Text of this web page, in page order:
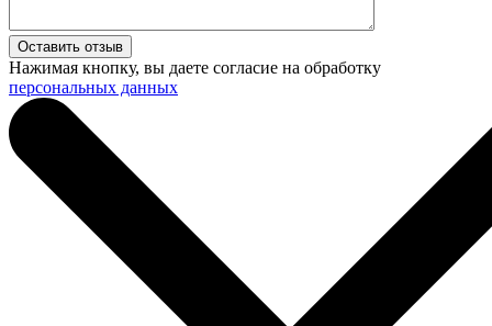
Нажимая кнопку, вы даете согласие на обработку
персональных данных